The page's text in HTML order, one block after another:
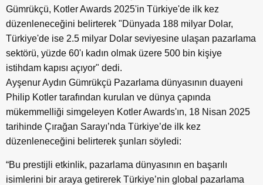
Gümrükçü, Kotler Awards 2025'in Türkiye'de ilk kez
düzenleneceğini belirterek "Dünyada 188 milyar Dolar,
Türkiye'de ise 2.5 milyar Dolar seviyesine ulaşan pazarlama
sektörü, yüzde 60'ı kadın olmak üzere 500 bin kişiye
istihdam kapısı açıyor" dedi.
Ayşenur Aydın Gümrükçü Pazarlama dünyasının duayeni
Philip Kotler tarafından kurulan ve dünya çapında
mükemmelliği simgeleyen Kotler Awards'ın, 18 Nisan 2025
tarihinde Çırağan Sarayı’nda Türkiye’de ilk kez
düzenleneceğini belirterek şunları söyledi:
“Bu prestijli etkinlik, pazarlama dünyasının en başarılı
isimlerini bir araya getirerek Türkiye’nin global pazarlama